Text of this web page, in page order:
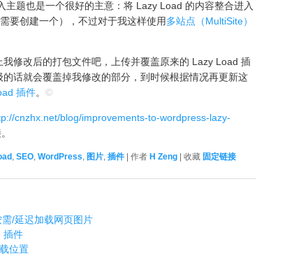
题也是一个很好的主意：将 Lazy Load 的内容整合进入
要创建一个），不过对于我这样使用多站点（MultiSite）
修改后的打包文件吧，上传并覆盖原来的 Lazy Load 插
话就会覆盖掉我修改的部分，到时候根据情况再更新这
插件。 ©
cnzhx.net/blog/improvements-to-wordpress-lazy-
SEO WordPress 图片 插件 | 作者 H Zeng | 收藏 固定链接
/延迟加载网页图片
插件
位置